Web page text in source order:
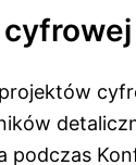
podczas